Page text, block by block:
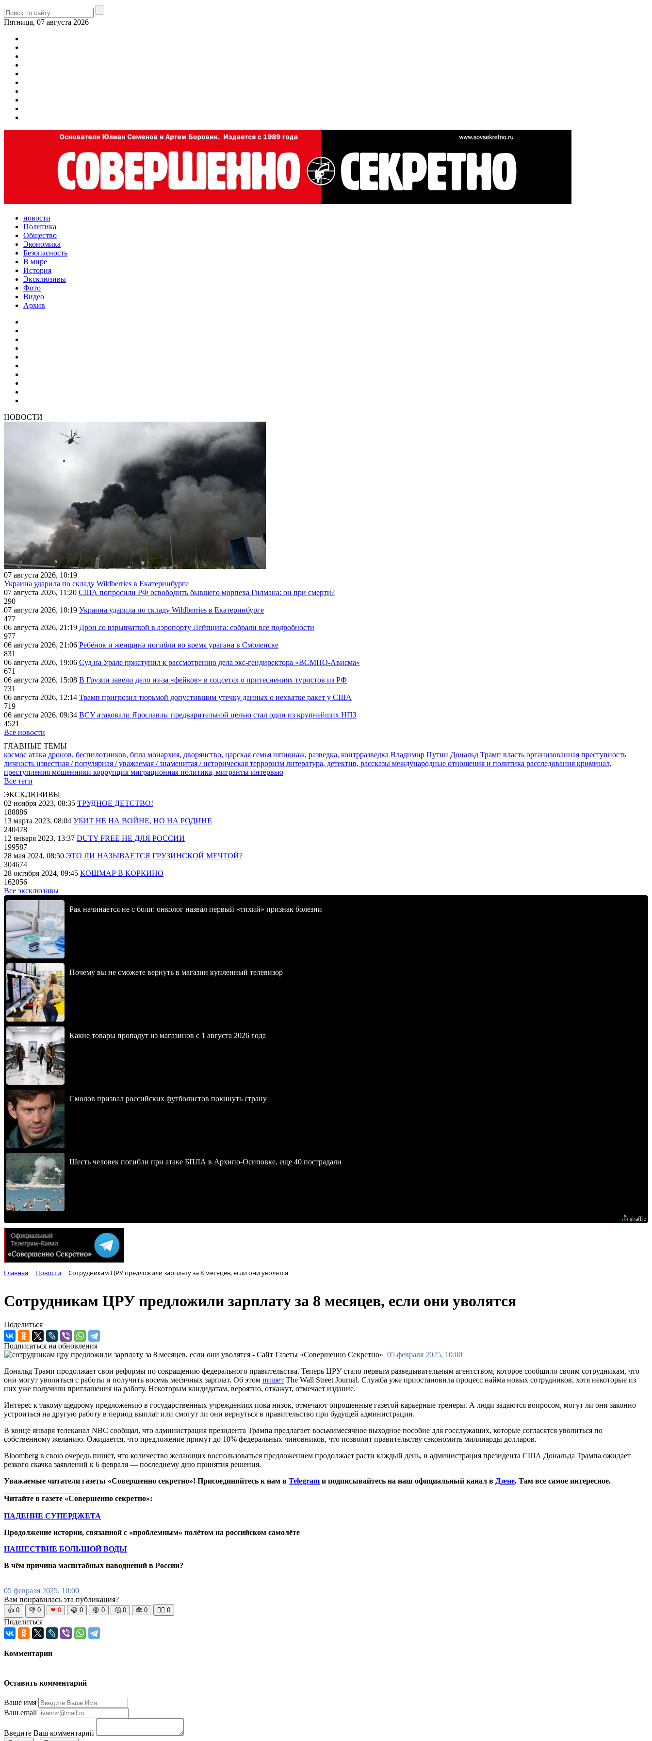
Пятница, 07 августа 2026
новости
Политика
Общество
Экономика
Безопасность
В мире
История
Эксклюзивы
Фото
Видео
Архив
НОВОСТИ
07 августа 2026, 10:19
Украина ударила по складу Wildberries в Екатеринбурге
07 августа 2026, 11:20 США попросили РФ освободить бывшего морпеха Гилмана: он при смерти?
290
07 августа 2026, 10:19 Украина ударила по складу Wildberries в Екатеринбурге
477
06 августа 2026, 21:19 Дрон со взрывчаткой в аэропорту Лейпцига: собрали все подробности
977
06 августа 2026, 21:06 Ребёнок и женщина погибли во время урагана в Смоленске
831
06 августа 2026, 19:06 Суд на Урале приступил к рассмотрению дела экс-гендиректора «ВСМПО-Ависма»
671
06 августа 2026, 15:08 В Грузии завели дело из-за «фейков» в соцсетях о притеснениях туристов из РФ
731
06 августа 2026, 12:14 Трамп пригрозил тюрьмой допустившим утечку данных о нехватке ракет у США
719
06 августа 2026, 09:34 ВСУ атаковали Ярославль: предварительной целью стал один из крупнейших НПЗ
4521
Все новости
ГЛАВНЫЕ ТЕМЫ
космос атака дронов, беспилотников, бпла монархия, дворянство, царская семья шпионаж, разведка, контрразведка Владимир Путин Дональд Трамп власть организованная преступность
личность известная / популярная / уважаемая / знаменитая / историческая терроризм литература, детектив, рассказы международные отношения и политика расследования криминал,
преступления мошенники коррупция миграционная политика, мигранты интервью
Все теги
ЭКСКЛЮЗИВЫ
02 ноября 2023, 08:35 ТРУДНОЕ ДЕТСТВО!
188886
13 марта 2023, 08:04 УБИТ НЕ НА ВОЙНЕ, НО НА РОДИНЕ
240478
12 января 2023, 13:37 DUTY FREE НЕ ДЛЯ РОССИИ
199587
28 мая 2024, 08:50 ЭТО ЛИ НАЗЫВАЕТСЯ ГРУЗИНСКОЙ МЕЧТОЙ?
304674
28 октября 2024, 09:45 КОШМАР В КОРКИНО
162056
Все эксклюзивы
Рак начинается не с боли: онколог назвал первый «тихий» признак болезни
Почему вы не сможете вернуть в магазин купленный телевизор
Какие товары пропадут из магазинов с 1 августа 2026 года
Смолов призвал российских футболистов покинуть страну
Шесть человек погибли при атаке БПЛА в Архипо-Осиповке, еще 40 пострадали
Главная Новости Сотрудникам ЦРУ предложили зарплату за 8 месяцев, если они уволятся
Сотрудникам ЦРУ предложили зарплату за 8 месяцев, если они уволятся
Поделиться
Подписаться на обновления
05 февраля 2025, 10:00
Дональд Трамп продолжает свои реформы по сокращению федерального правительства. Теперь ЦРУ стало первым разведывательным агентством, которое сообщило своим сотрудникам, что
они могут уволиться с работы и получить восемь месячных зарплат. Об этом пишет The Wall Street Journal. Служба уже приостановила процесс найма новых сотрудников, хотя некоторые из
них уже получили приглашения на работу. Некоторым кандидатам, вероятно, откажут, отмечает издание.
Интерес к такому щедрому предложению в государственных учреждениях пока низок, отмечают опрошенные газетой карьерные тренеры. А люди задаются вопросом, могут ли они законно
устроиться на другую работу в период выплат или смогут ли они вернуться в правительство при будущей администрации.
В конце января телеканал NBC сообщал, что администрация президента Трампа предлагает восьмимесячное выходное пособие для госслужащих, которые согласятся уволиться по
собственному желанию. Ожидается, что предложение примут до 10% федеральных чиновников, что позволит правительству сэкономить миллиарды долларов.
Bloomberg в свою очередь пишет, что количество желающих воспользоваться предложением продолжает расти каждый день, и администрация президента США Дональда Трампа ожидает
резкого скачка заявлений к 6 февраля — последнему дню принятия решения.
Уважаемые читатели газеты «Совершенно секретно»! Присоединяйтесь к нам в Telegram и подписывайтесь на наш официальный канал в Дзене. Там все самое интересное.
Читайте в газете «Совершенно секретно»:
ПАДЕНИЕ СУПЕРДЖЕТА
Продолжение истории, связанной с «проблемным» полётом на российском самолёте
НАШЕСТВИЕ БОЛЬШОЙ ВОДЫ
В чём причина масштабных наводнений в России?
05 февраля 2025, 10:00
Вам понравилась эта публикация?
👍 0 👎 0 ❤ 0 😆 0 😡 0 🤔 0 🙈 0 🧘‍♀️ 0
Поделиться
Комментарии
Оставить комментарий
Ваше имя
Ваш email
Введите Ваш комментарий